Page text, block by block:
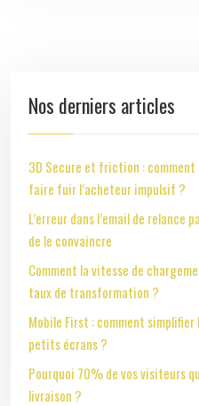
Nos derniers articles
3D Secure et friction :
faire fuir l’acheteur impulsif ?
L’erreur dans l’email de
de le convaincre
Comment la vitesse de
taux de transformation ?
Mobile First : comment
petits écrans ?
Pourquoi 70% de vos visiteurs
livraison ?